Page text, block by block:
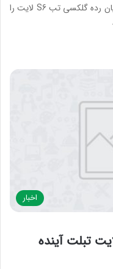
شرکت سامسونگ قصد داشته بزودی تبلت میان رده گلکسی تب S6 لایت را
اخبار
گلکسی تب اس 6 لایت تبلت آینده